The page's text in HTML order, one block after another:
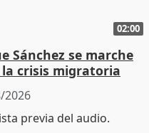
02:00
Sánchez se marche
la crisis migratoria
2026